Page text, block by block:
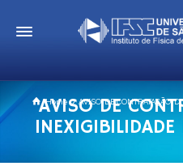
Home AVISO DE CONTRATAÇÃO
AVISO DE